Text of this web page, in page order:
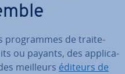
pro­grammes de trai­te­
ou payants, des ap­pli­ca­
meilleurs éditeurs de